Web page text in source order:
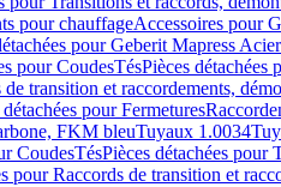
pour chauffageAccessoires pour
pour Geberit Mapress
pour CoudesTésPièces détachées
de transition et raccordements,
détachées pour Fermetures
FKM bleuTuyaux 1.0034
CoudesTésPièces détachées pour
pour Raccords de transition et